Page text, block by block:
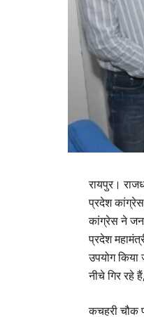
​रायपुर।
प्रदेश
कांग्रेस ने
​प्रदेश
उपयोग
नीचे गिर रहे
​कचहरी चौक